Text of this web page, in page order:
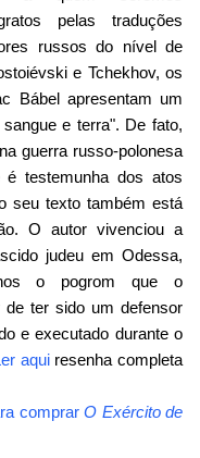
pelas traduções
russos do nível de
e Tchekhov, os
Bábel apresentam um
e terra". De fato,
guerra russo-polonesa
é testemunha dos atos
seu texto também está
O autor vivenciou a
judeu em Odessa,
o pogrom que o
de ter sido um defensor
e executado durante o
aquiresenha completa
comprar O Exército de